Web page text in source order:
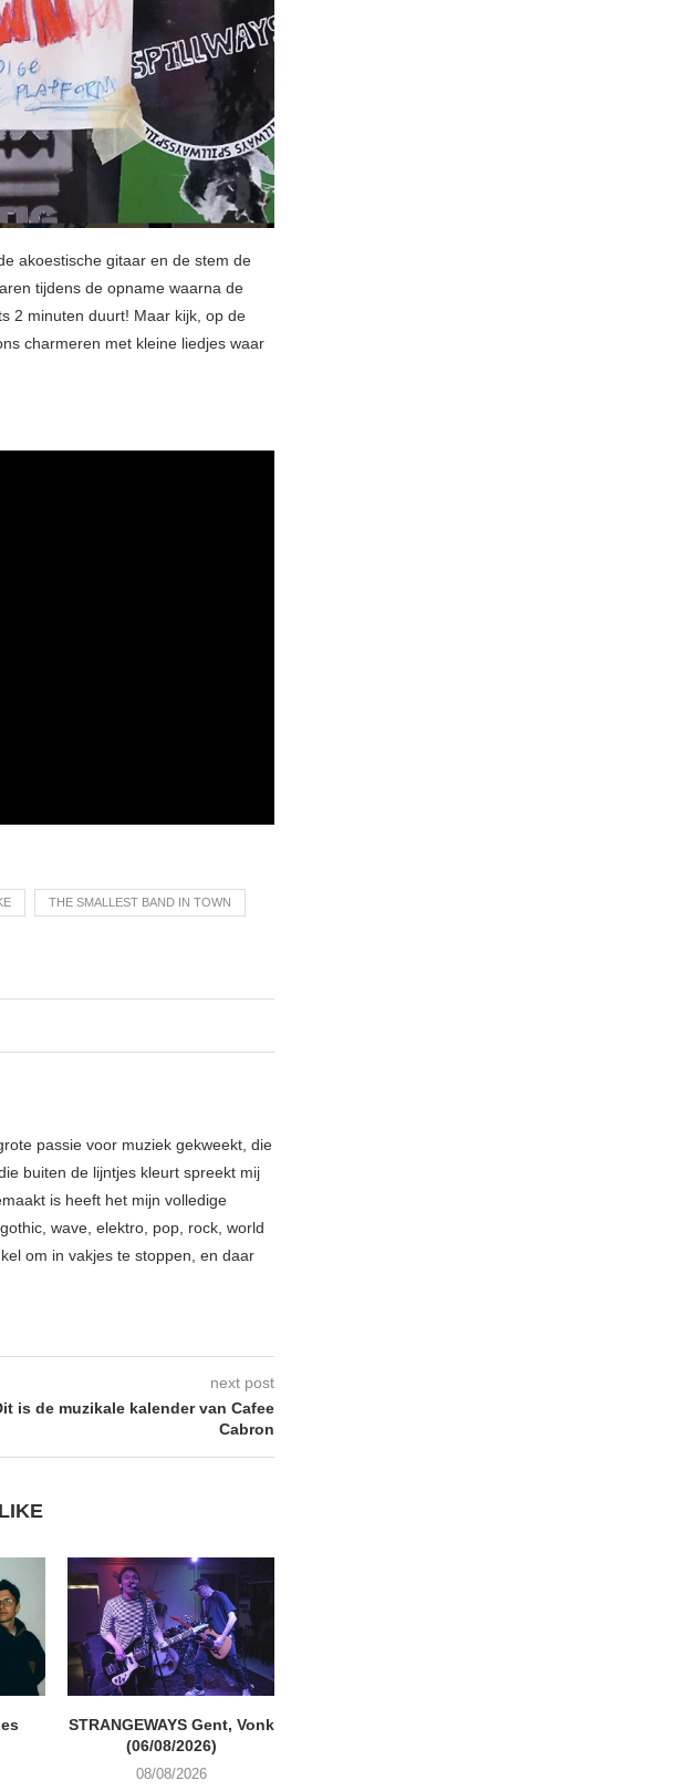
akoestische gitaar en de stem de
tijdens de opname waarna de
2 minuten duurt! Maar kijk, op de
charmeren met kleine liedjes waar
THE SMALLEST BAND IN TOWN
passie voor muziek gekweekt, die
buiten de lijntjes kleurt spreekt mij
is heeft het mijn volledige
wave, elektro, pop, rock, world
om in vakjes te stoppen, en daar
next post
is de muzikale kalender van Cafee
Cabron
STRANGEWAYS Gent, Vonk
(06/08/2026)
08/08/2026